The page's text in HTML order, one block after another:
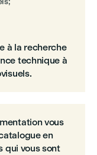
à la recherche
technique à
vous
en
qui vous sont